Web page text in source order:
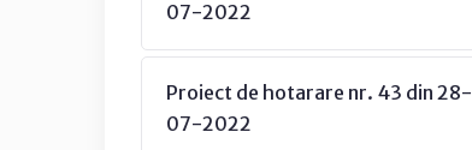
07-2022
Proiect de hotarare nr. 43 din 28-
07-2022